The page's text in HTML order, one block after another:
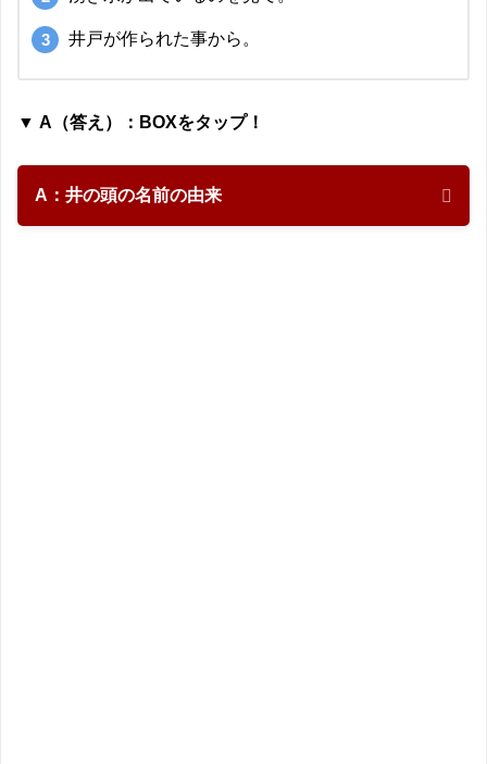
井戸が作られた事から。
▼ A（答え）：BOXをタップ！
A：井の頭の名前の由来